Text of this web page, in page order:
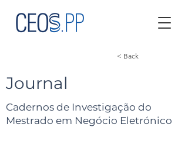
< Back
Journal
Cadernos de Investigação do
Mestrado em Negócio Eletrónico